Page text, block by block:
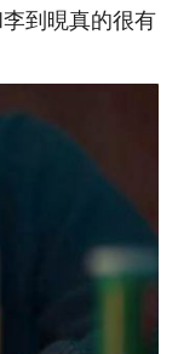
到晛真的很有